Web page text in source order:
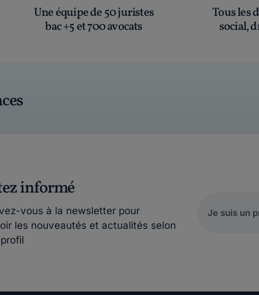
Une équipe de 50 juristes
bac +5 et 700 avocats
Tous les
social,
informé
vous à la newsletter pour
les nouveautés et actualités selon